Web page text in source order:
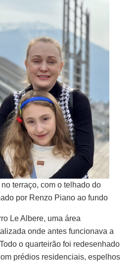
terraço, com o telhado do
por Renzo Piano ao fundo
Le Albere, uma área
onde antes funcionava a
o quarteirão foi redesenhado
prédios residenciais, espelhos